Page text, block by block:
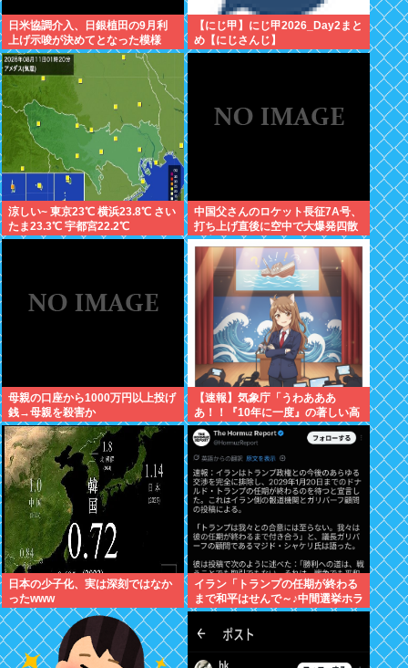
日米協調介入、日銀植田の9月利
上げ示唆が決めてとなった模様
【にじ甲】にじ甲2026_Day2まと
め【にじさんじ】
涼しい~ 東京23℃ 横浜23.8℃ さい
たま23.3℃ 宇都宮22.2℃
中国父さんのロケット長征7A号、
打ち上げ直後に空中で大爆発四散
し失敗に終わる
母親の口座から1000万円以上投げ
銭→母親を殺害か
【速報】気象庁「うわあああ
あ！！『10年に一度』の著しい高
温が来るぞ！！ヤバい今回はヤバ
い！！」
日本の少子化、実は深刻ではなか
ったwww
イラン「トランプの任期が終わる
まで和平はせんで～♪中間選挙ホラ
ホラホラホラ」